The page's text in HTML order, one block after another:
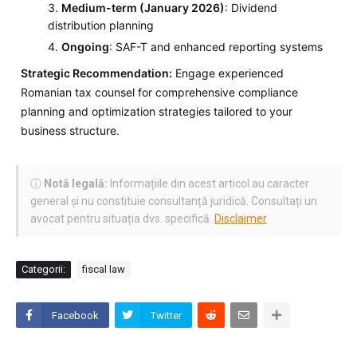
Medium-term (January 2026): Dividend
distribution planning
Ongoing: SAF-T and enhanced reporting systems
Strategic Recommendation: Engage experienced
Romanian tax counsel for comprehensive compliance
planning and optimization strategies tailored to your
business structure.
ⓘ Notă legală: Informațiile din acest articol au caracter
general și nu constituie consultanță juridică. Consultați un
avocat pentru situația dvs. specifică. Disclaimer
Categorii: fiscal law
Facebook Twitter